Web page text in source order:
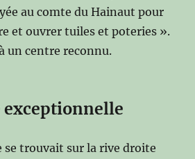
au comte du Hainaut pour
et ouvrer tuiles et poteries ».
un centre reconnu.
exceptionnelle
se trouvait sur la rive droite